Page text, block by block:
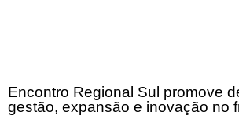
Encontro Regional Sul promove
gestão, expansão e inovação no